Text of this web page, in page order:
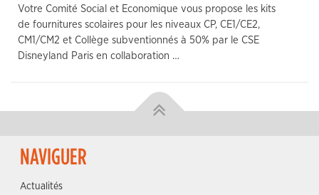
Votre Comité Social et Economique vous propose les kits
de fournitures scolaires pour les niveaux CP, CE1/CE2,
CM1/CM2 et Collège subventionnés à 50% par le CSE
Disneyland Paris en collaboration …
NAVIGUER
Actualités